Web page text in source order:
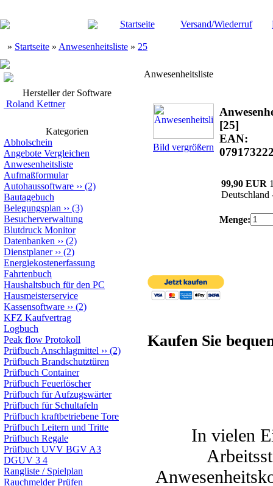
Startseite Versand/Wiederruf
» Startseite » Anwesenheitsliste » 25
Hersteller der Software
Roland Kettner
Kategorien
Abholschein
Angebote Vergleichen
Anwesenheitsliste
Aufmaßformular
Autohaussoftware ›› (2)
Bautagebuch
Belegungsplan ›› (3)
Besucherverwaltung
Blutdruck Monitor
Datenbanken ›› (2)
Dienstplaner›› (2)
Energiekostenerfassung
Fahrtenbuch
Haushaltsbuch für den PC
Hausmeisterservice
Kassensoftware ›› (2)
KFZ Kaufvertrag
Logbuch
Peak flow Protokoll
Prüfbuch Anschlagmittel ›› (2)
Prüfbuch Brandschutztüren
Prüfbuch Container
Prüfbuch Feuerlöscher
Prüfbuch für Aufzugswärter
Prüfbuch für Schultafeln
Prüfbuch kraftbetriebene Tore
Prüfbuch Leitern und Tritte
Prüfbuch Regale
Prüfbuch UVV BGV A3
DGUV 3 4
Rangliste / Spielplan
Rauchmelder Prüfen
Anwesenheitsliste
Bild vergrößern
[25]
EAN:
99,90 EUR
Deutschland
Menge:
Kaufen Sie
In vielen